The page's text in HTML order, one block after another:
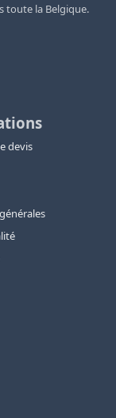
toute la Belgique.
devis